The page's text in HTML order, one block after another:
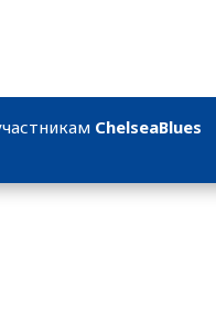
ChelseaBlues